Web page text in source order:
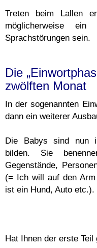
Treten beim Lallen
möglicherweise
Sprachstörungen sein.
Die
zwölften Monat
In der sogenannten
dann ein weiterer
Die Babys sind nun
bilden. Sie
Gegenstände,
(= Ich will auf den Arm
ist ein Hund, Auto etc.).
Hat Ihnen der erste Teil